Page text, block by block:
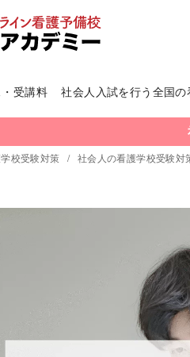
受講料 社会人入試を行う全国
校受験対策 社会人の看護学校受験対